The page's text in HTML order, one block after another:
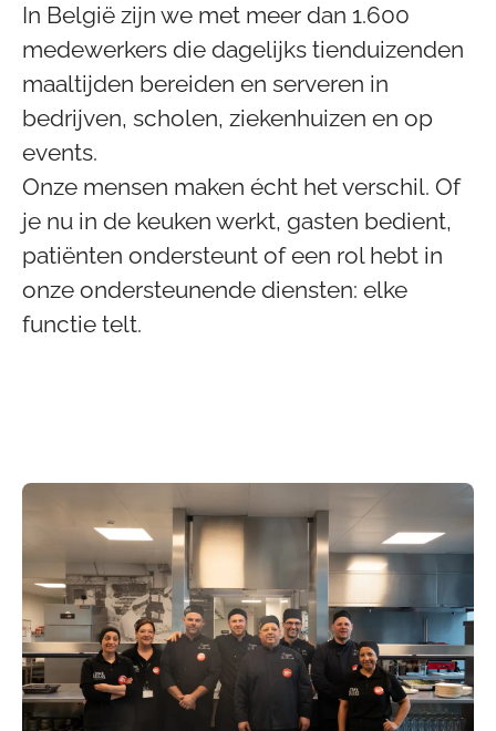
In België zijn we met meer dan 1.600
medewerkers die dagelijks tienduizenden
maaltijden bereiden en serveren in
bedrijven, scholen, ziekenhuizen en op
events.
Onze mensen maken écht het verschil. Of
je nu in de keuken werkt, gasten bedient,
patiënten ondersteunt of een rol hebt in
onze ondersteunende diensten: elke
functie telt.